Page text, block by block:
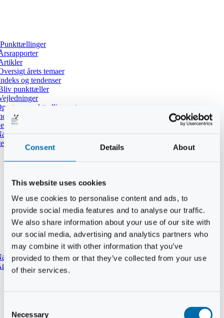
Consent Details About
This website uses cookies
We use cookies to personalise content and ads, to
provide social media features and to analyse our traffic.
We also share information about your use of our site with
our social media, advertising and analytics partners who
may combine it with other information that you’ve
provided to them or that they’ve collected from your use
of their services.
Necessary
Punkttællinger
årets temaer
og tendenser
punkttæller
ny punkttællingsrute
udført tælling i DOFbasen
dine tidligere punkttællinger
i mørket
til punkttællinger